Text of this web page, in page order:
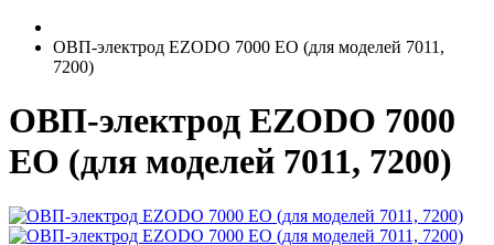
ОВП-электрод EZODO 7000 EO (для моделей 7011,
7200)
ОВП-электрод EZODO 7000
EO (для моделей 7011, 7200)